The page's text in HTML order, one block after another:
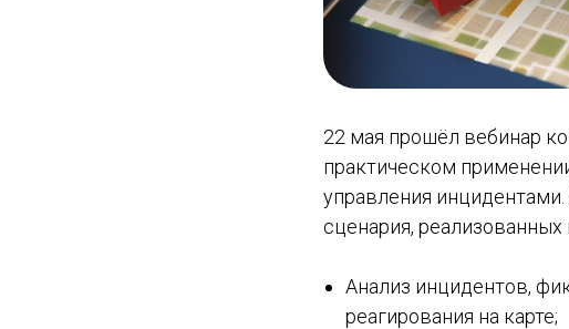
22 мая прошёл вебинар
практическом
управления
сценария,
Анализ инцидентов,
реагирования на карте;